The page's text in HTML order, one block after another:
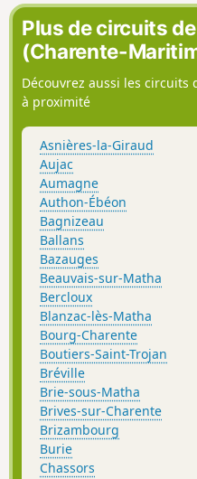
Plus de circuits
(Charente-
Découvrez aussi les circuits
à proximité
Asnières-la-Giraud
Aujac
Aumagne
Authon-Ébéon
Bagnizeau
Ballans
Bazauges
Beauvais-sur-Matha
Bercloux
Blanzac-lès-Matha
Bourg-Charente
Boutiers-Saint-Trojan
Bréville
Brie-sous-Matha
Brives-sur-Charente
Brizambourg
Burie
Chassors